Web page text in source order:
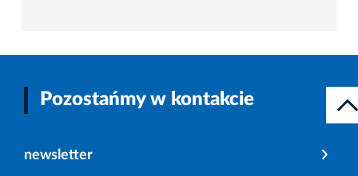
Pozostańmy w kontakcie
newsletter